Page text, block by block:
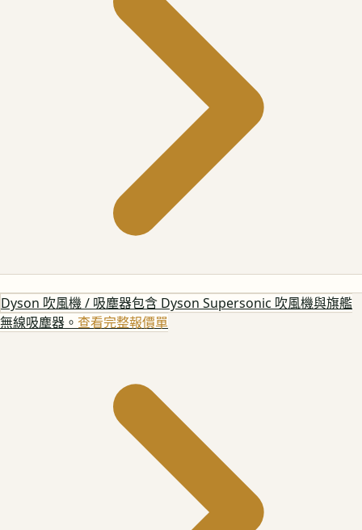
Dyson 吹風機 / 吸塵器包含 Dyson Supersonic 吹風機與旗艦
無線吸塵器。 查看完整報價單